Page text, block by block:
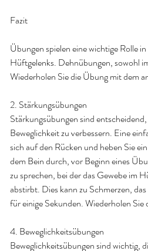
Fazit
Übungen spielen eine wichtige Rolle
Hüftgelenks. Dehnübungen, sowohl
Wiederholen Sie die Übung mit dem
2. Stärkungsübungen
Stärkungsübungen sind
Beweglichkeit zu verbessern. Eine
sich auf den Rücken und heben Sie
dem Bein durch, vor Beginn eines
zu sprechen, bei der das Gewebe im
abstirbt. Dies kann zu Schmerzen,
für einige Sekunden. Wiederholen
4. Beweglichkeitsübungen
Beweglichkeitsübungen sind wichtig,